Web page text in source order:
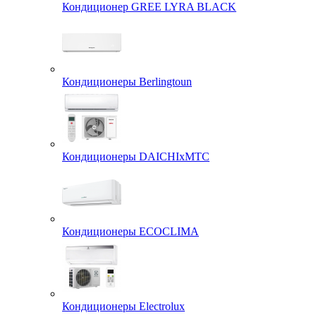
Кондиционер GREE LYRA BLACK
Кондиционеры Berlingtoun
Кондиционеры DAICHIxMTC
Кондиционеры ECOCLIMA
Кондиционеры Electrolux